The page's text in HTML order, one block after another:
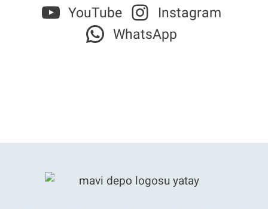
YouTube
Instagram
WhatsApp